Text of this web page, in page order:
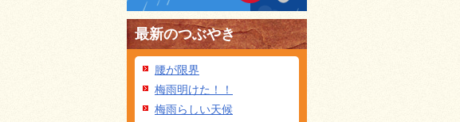
最新のつぶやき
腰が限界
梅雨明けた！！
梅雨らしい天候